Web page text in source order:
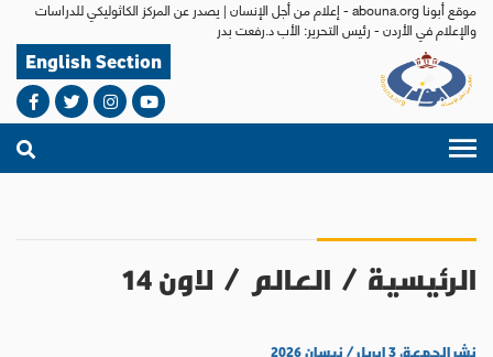
موقع أبونا abouna.org - إعلام من أجل الإنسان | يصدر عن المركز الكاثوليكي للدراسات
والإعلام في الأردن - رئيس التحرير: الأب د.رفعت بدر
English Section
الرئيسية / العالم / لاون 14
نشر الجمعة، ٣ ابريل / نيسان ٢٠٢٦